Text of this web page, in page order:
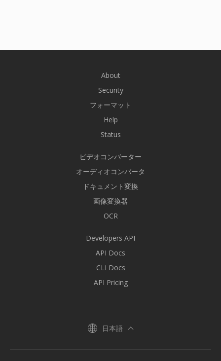
About
Security
フォーマット
Help
Status
ビデオコンバーター
オーディオコンバータ
ドキュメント変換
画像変換器
OCR
Developers API
API Docs
CLI Docs
API Pricing
日本語